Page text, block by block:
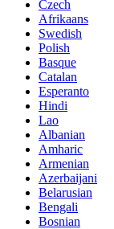
Czech
Afrikaans
Swedish
Polish
Basque
Catalan
Esperanto
Hindi
Lao
Albanian
Amharic
Armenian
Azerbaijani
Belarusian
Bengali
Bosnian